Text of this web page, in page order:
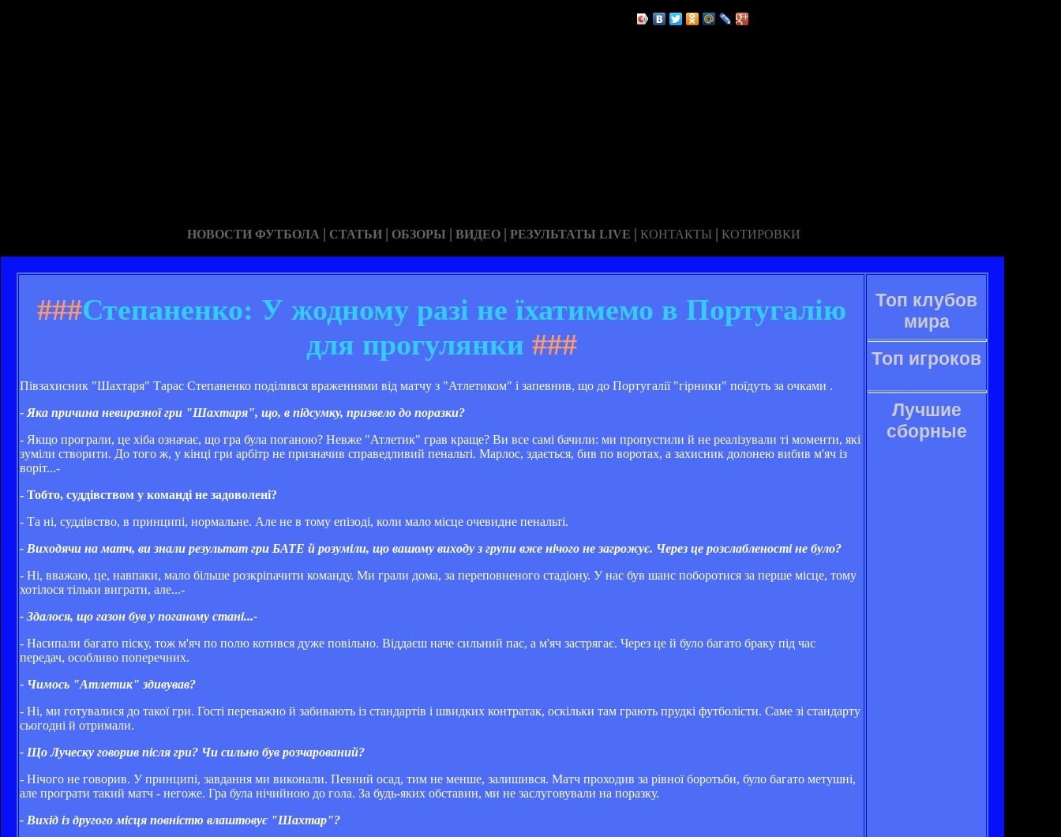
НОВОСТИ ФУТБОЛА | СТАТЬИ | ОБЗОРЫ | ВИДЕО | РЕЗУЛЬТАТЫ LIVE | КОНТАКТЫ | КОТИРОВКИ
###Степаненко: У жодному разі не їхатимемо в Португалію
для прогулянки ###
Півзахисник "Шахтаря" Тарас Степаненко поділився враженнями від матчу з "Атлетиком" і запевнив, що до Португалії "гірники" поїдуть за очками .
- Яка причина невиразної гри "Шахтаря", що, в підсумку, призвело до поразки?
- Якщо програли, це хіба означає, що гра була поганою? Невже "Атлетик" грав краще? Ви все самі бачили: ми пропустили й не реалізували ті моменти, які
зуміли створити. До того ж, у кінці гри арбітр не призначив справедливий пенальті. Марлос, здається, бив по воротах, а захисник долонею вибив м'яч із
воріт...-
- Тобто, суддівством у команді не задоволені?
- Та ні, суддівство, в принципі, нормальне. Але не в тому епізоді, коли мало місце очевидне пенальті.
- Виходячи на матч, ви знали результат гри БАТЕ й розуміли, що вашому виходу з групи вже нічого не загрожує. Через це розслабленості не було?
- Ні, вважаю, це, навпаки, мало більше розкріпачити команду. Ми грали дома, за переповненого стадіону. У нас був шанс поборотися за перше місце, тому
хотілося тільки виграти, але...-
- Здалося, що газон був у поганому стані...-
- Насипали багато піску, тож м'яч по полю котився дуже повільно. Віддаєш наче сильний пас, а м'яч застрягає. Через це й було багато браку під час
передач, особливо поперечних.
- Чимось "Атлетик" здивував?
- Ні, ми готувалися до такої гри. Гості переважно й забивають із стандартів і швидких контратак, оскільки там грають прудкі футболісти. Саме зі стандарту
сьогодні й отримали.
- Що Луческу говорив після гри? Чи сильно був розчарований?
- Нічого не говорив. У принципі, завдання ми виконали. Певний осад, тим не менше, залишився. Матч проходив за рівної боротьби, було багато метушні,
але програти такий матч - негоже. Гра була нічийною до гола. За будь-яких обставин, ми не заслуговували на поразку.
- Вихід із другого місця повністю влаштовує "Шахтар"?
Топ клубов
мира
Топ игроков
Лучшие
сборные